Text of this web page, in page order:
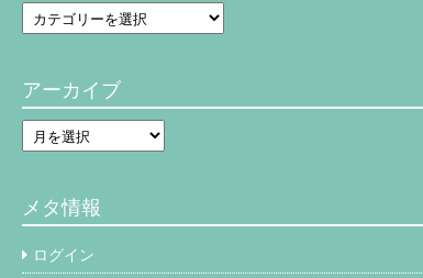
カ
テ
リ
ー
アーカイブ
ー
イ
ブ
メタ情報
ログイン